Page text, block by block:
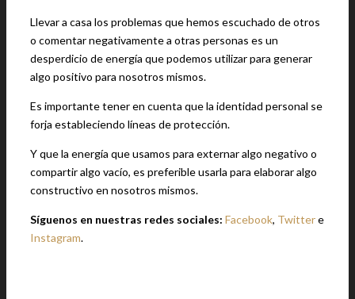
Llevar a casa los problemas que hemos escuchado de otros
o comentar negativamente a otras personas es un
desperdicio de energía que podemos utilizar para generar
algo positivo para nosotros mismos.
Es importante tener en cuenta que la identidad personal se
forja estableciendo líneas de protección.
Y que la energía que usamos para externar algo negativo o
compartir algo vacío, es preferible usarla para elaborar algo
constructivo en nosotros mismos.
Síguenos en nuestras redes sociales: Facebook, Twittere
Instagram.